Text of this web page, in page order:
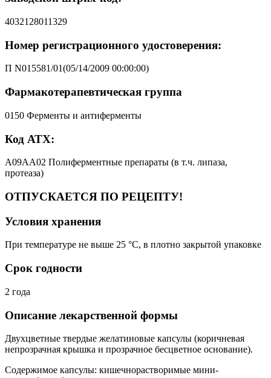
4032128011329
Номер регистрационного удостоверения:
П N015581/01(05/14/2009 00:00:00)
Фармакотерапевтическая группа
0150 Ферменты и антиферменты
Код АТХ:
A09AA02 Полиферментные препараты (в т.ч. липаза,
протеаза)
ОТПУСКАЕТСЯ ПО РЕЦЕПТУ!
Условия хранения
При температуре не выше 25 °C, в плотно закрытой упаковке
Срок годности
2 года
Описание лекарственной формы
Двухцветные твердые желатиновые капсулы (коричневая
непрозрачная крышка и прозрачное бесцветное основание).
Содержимое капсулы: кишечнорастворимые мини-